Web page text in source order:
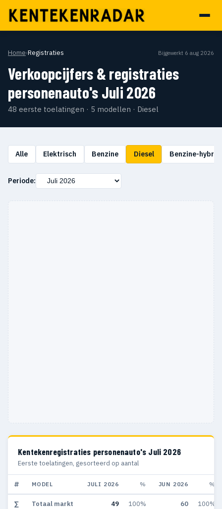
Home›Registraties Bijgewerkt 6 aug 2026
Verkoopcijfers & registraties
personenauto's Juli 2026
48 eerste toelatingen · 5 modellen · Diesel
Alle Elektrisch Benzine Diesel Benzine-
Periode:
Kentekenregistraties personenauto's Juli 2026
Eerste toelatingen, gesorteerd op aantal
# MODEL JULI 2026 % JUN 2026 %
∑ Totaal markt 49 100% 60 100%